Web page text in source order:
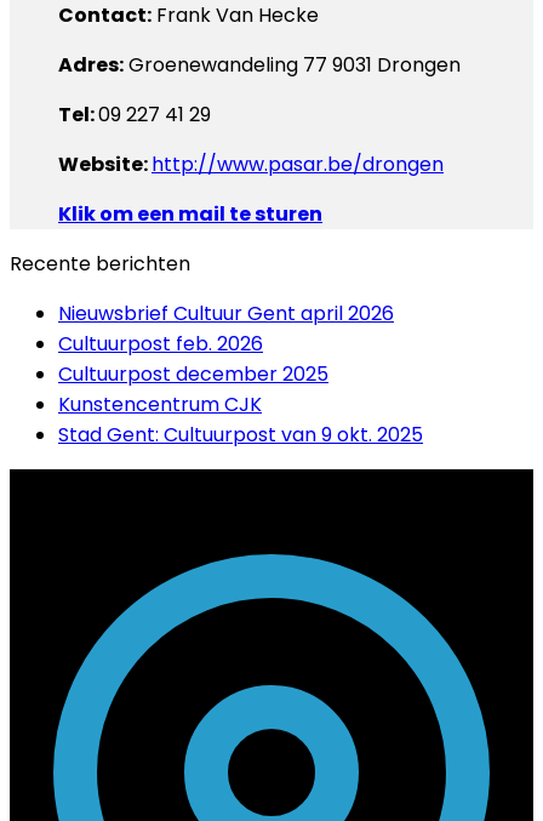
Contact: Frank Van Hecke
Adres:Groenewandeling 77 9031 Drongen
Tel:09 227 41 29
Website:http://www.pasar.be/drongen
Klik om een mail te sturen
Recente berichten
Nieuwsbrief Cultuur Gent april 2026
Cultuurpost feb. 2026
Cultuurpost december 2025
Kunstencentrum CJK
Stad Gent: Cultuurpost van 9 okt. 2025